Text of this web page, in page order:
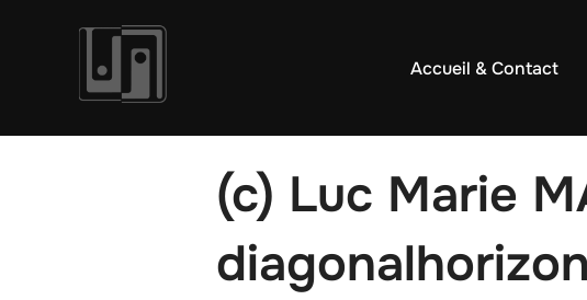
Accueil & Contact
(c) Luc Marie